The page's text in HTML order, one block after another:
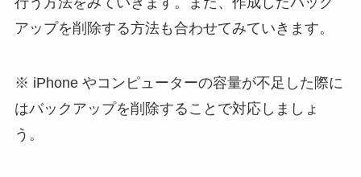
アップを削除する方法も合わせてみていきます。
iPhone やコンピューターの容量が不足した際に
はバックアップを削除することで対応しましょ
う。